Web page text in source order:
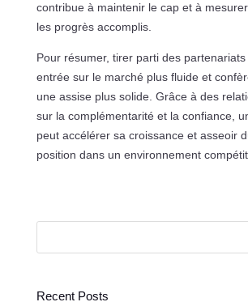
contribue à maintenir le cap et à
les progrès accomplis.
Pour résumer, tirer parti des
entrée sur le marché plus fluide et
une assise plus solide. Grâce à des
sur la complémentarité et la confiance,
peut accélérer sa croissance et asseoir
position dans un environnement
Recent Posts